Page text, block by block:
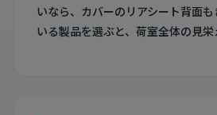
いなら、カバーのリアシート背面
いる製品を選ぶと、荷室全体の見栄